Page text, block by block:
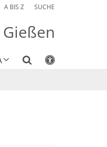
A BIS Z SUCHE